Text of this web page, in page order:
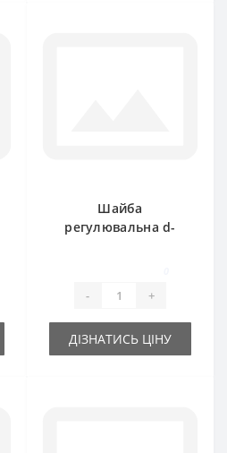
Шайба
регулювальна d-
- +
ДІЗНАТИСЬ ЦІНУ